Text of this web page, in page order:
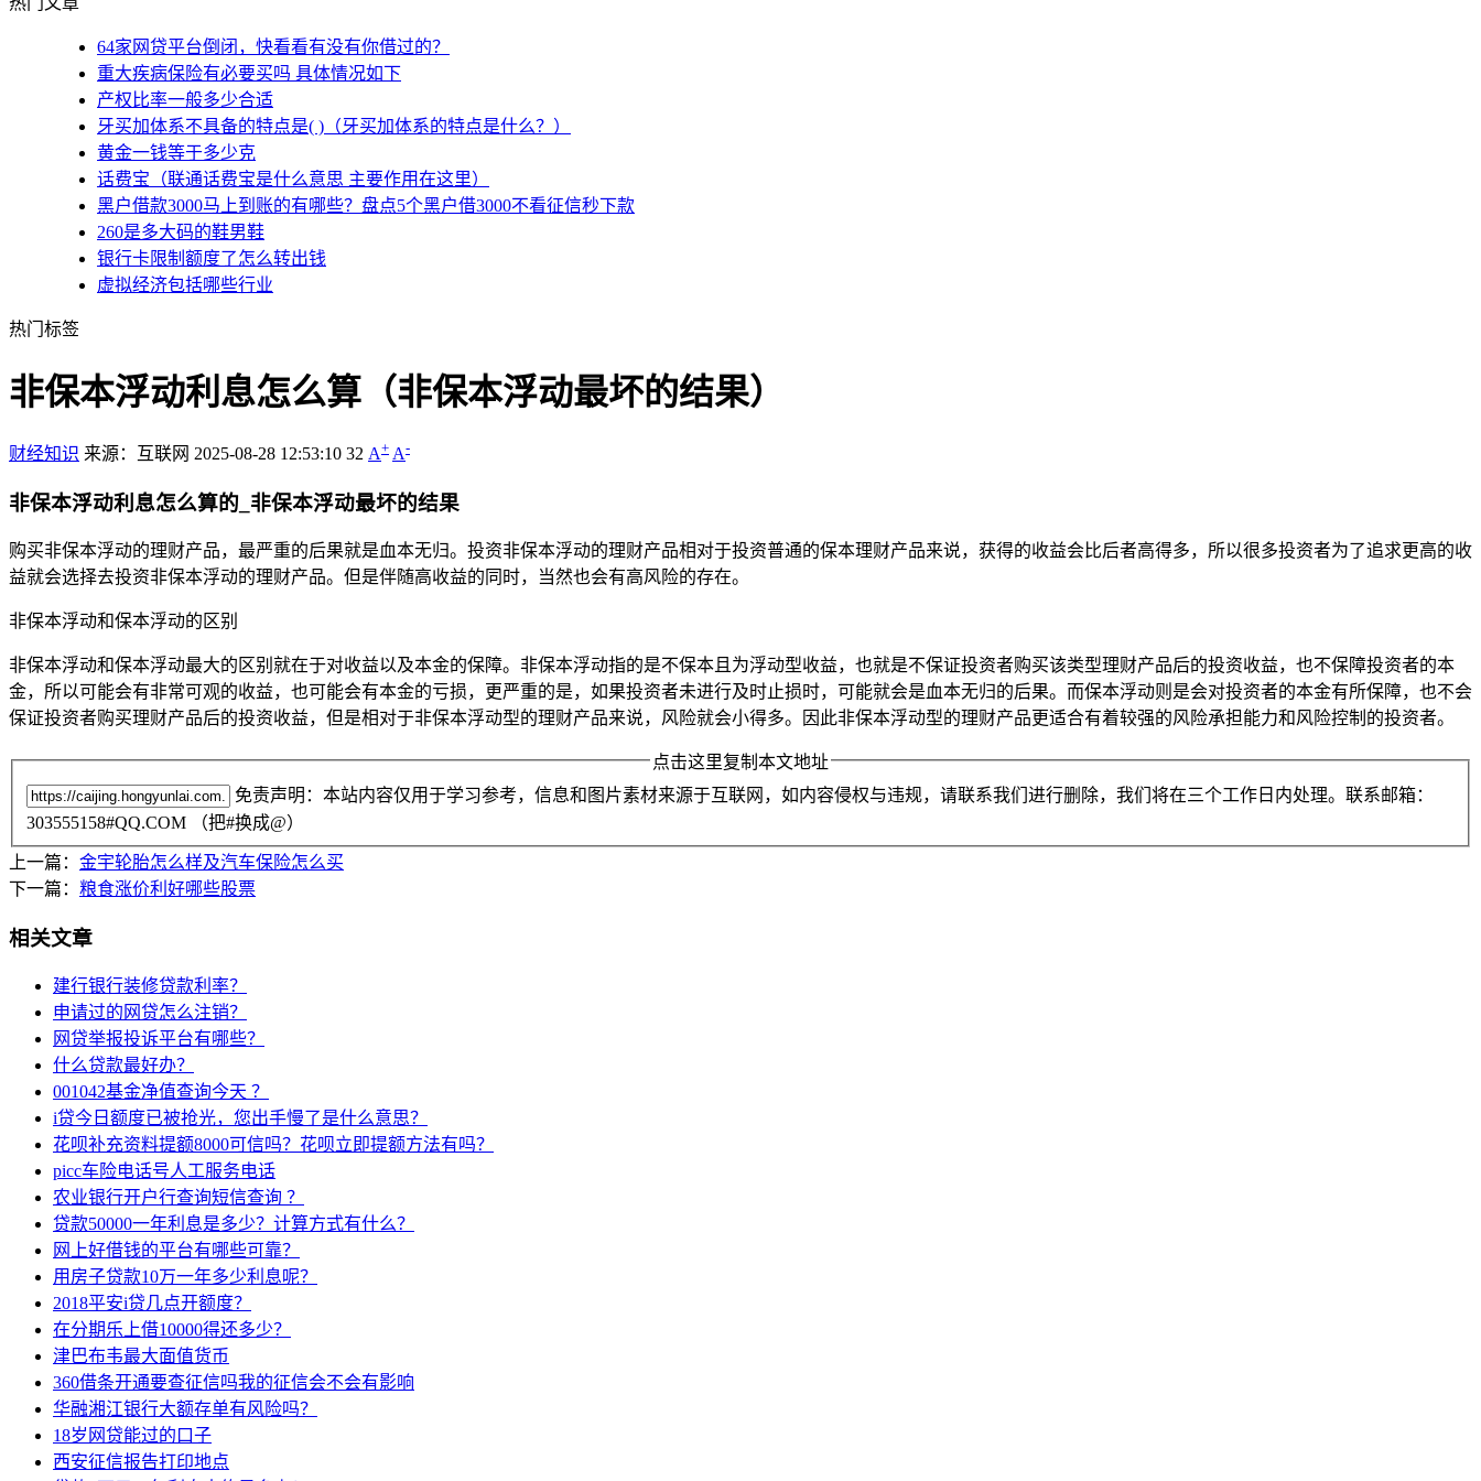
64家网贷平台倒闭，快看看有没有你借过的？
重大疾病保险有必要买吗 具体情况如下
产权比率一般多少合适
牙买加体系不具备的特点是( )（牙买加体系的特点是什么？）
黄金一钱等于多少克
话费宝（联通话费宝是什么意思 主要作用在这里）
黑户借款3000马上到账的有哪些？盘点5个黑户借3000不看征信秒下款
260是多大码的鞋男鞋
银行卡限制额度了怎么转出钱
虚拟经济包括哪些行业
热门标签
非保本浮动利息怎么算（非保本浮动最坏的结果）
财经知识 来源：互联网 2025-08-28 12:53:10 32 A+ A-
非保本浮动利息怎么算的_非保本浮动最坏的结果
购买非保本浮动的理财产品，最严重的后果就是血本无归。投资非保本浮动的理财产品相对于投资普通的保本理财产品来说，获得的收益会比后者高得多，所以很多投资者为了追求更高的收
益就会选择去投资非保本浮动的理财产品。但是伴随高收益的同时，当然也会有高风险的存在。
非保本浮动和保本浮动的区别
非保本浮动和保本浮动最大的区别就在于对收益以及本金的保障。非保本浮动指的是不保本且为浮动型收益，也就是不保证投资者购买该类型理财产品后的投资收益，也不保障投资者的本
金，所以可能会有非常可观的收益，也可能会有本金的亏损，更严重的是，如果投资者未进行及时止损时，可能就会是血本无归的后果。而保本浮动则是会对投资者的本金有所保障，也不会
保证投资者购买理财产品后的投资收益，但是相对于非保本浮动型的理财产品来说，风险就会小得多。因此非保本浮动型的理财产品更适合有着较强的风险承担能力和风险控制的投资者。
点击这里复制本文地址
免责声明：本站内容仅用于学习参考，信息和图片素材来源于互联网，如内容侵权与违规，请联系我们进行删除，我们将在三个工作日内处理。联系邮箱：
303555158#QQ.COM （把#换成@）
上一篇： 金宇轮胎怎么样及汽车保险怎么买
下一篇： 粮食涨价利好哪些股票
相关文章
建行银行装修贷款利率？
申请过的网贷怎么注销？
网贷举报投诉平台有哪些？
什么贷款最好办？
001042基金净值查询今天 ？
i贷今日额度已被抢光，您出手慢了是什么意思？
花呗补充资料提额8000可信吗？花呗立即提额方法有吗？
picc车险电话号人工服务电话
农业银行开户行查询短信查询 ？
贷款50000一年利息是多少？计算方式有什么？
网上好借钱的平台有哪些可靠？
用房子贷款10万一年多少利息呢？
2018平安i贷几点开额度？
在分期乐上借10000得还多少？
津巴布韦最大面值货币
360借条开通要查征信吗我的征信会不会有影响
华融湘江银行大额存单有风险吗？
18岁网贷能过的口子
西安征信报告打印地点